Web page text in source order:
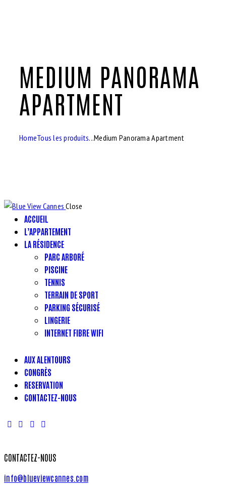
MEDIUM PANORAMA
APARTMENT
HomeTous les produits...Medium Panorama Apartment
Close
ACCUEIL
L’APPARTEMENT
LA RÉSIDENCE
PARC ARBORÉ
PISCINE
TENNIS
TERRAIN DE SPORT
PARKING SÉCURISÉ
LINGERIE
INTERNET FIBRE WIFI
AUX ALENTOURS
CONGRÈS
RESERVATION
CONTACTEZ-NOUS
CONTACTEZ-NOUS
info@blueviewcannes.com